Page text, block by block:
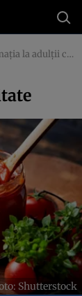
cu obezitate
Shutterstock